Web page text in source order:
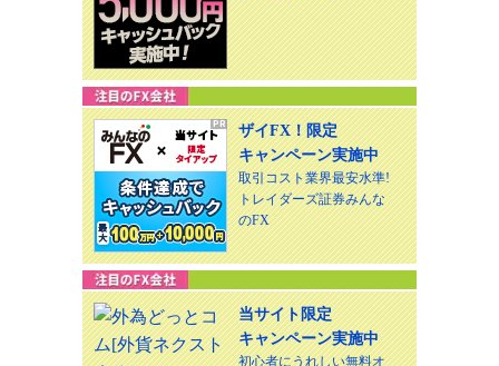
ザイFX！限定
キャンペーン実施中
取引コスト業界最安水準!
トレイダーズ証券みんな
のFX
当サイト限定
キャンペーン実施中
初心者にうれしい無料オ